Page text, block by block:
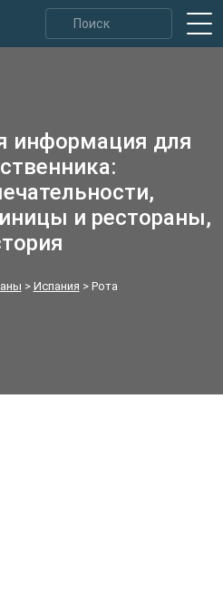
информация для
и рестораны,
> Испания > Рота